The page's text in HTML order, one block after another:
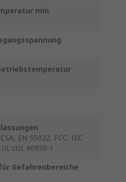
min.
EN 55022, FCC, IEC
cUL 60950-1
Gefahrenbereiche